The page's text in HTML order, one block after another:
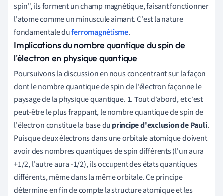
spin", ils forment un champ magnétique, faisant fonctionner
l'atome comme un minuscule aimant. C'est la nature
fondamentale duferromagnétisme.
Implications du nombre quantique du spin de
l'électron en physique quantique
Poursuivons la discussion en nous concentrant sur la façon
dont le nombre quantique de spin de l'électron façonne le
paysage de la physique quantique. 1. Tout d'abord, et c'est
peut-être le plus frappant, le nombre quantique de spin de
l'électron constitue la base du principe d'exclusion de Pauli.
Puisque deux électrons dans une orbitale atomique doivent
avoir des nombres quantiques de spin différents (l'un aura
+1/2, l'autre aura -1/2), ils occupent des états quantiques
différents, même dans la même orbitale. Ce principe
détermine en fin de compte la structure atomique et les